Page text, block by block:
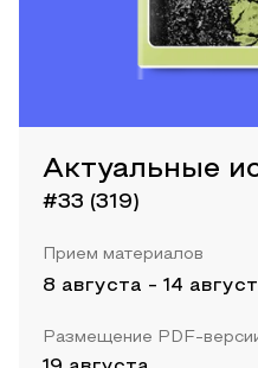
Актуальные
#33 (319)
Прием материалов
8 августа - 14
Размещение PDF-